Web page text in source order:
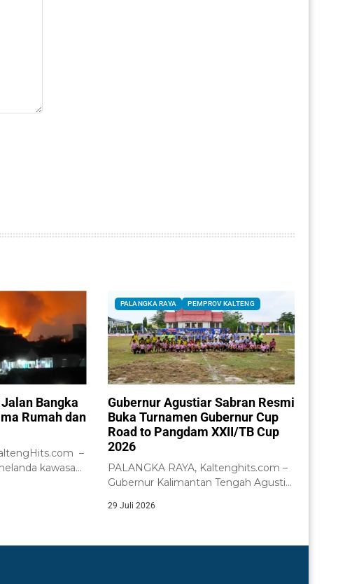
Bangka
Rumah dan
–
kawasan
PALANGKA RAYA PEMPROV KALTENG
Gubernur Agustiar Sabran Resmi
Buka Turnamen Gubernur Cup
Road to Pangdam XXII/TB Cup
2026
PALANGKA RAYA, Kaltenghits.com –
Gubernur Kalimantan Tengah Agustiar
29 Juli 2026